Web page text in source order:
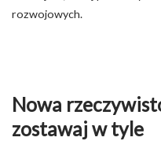
rozwojowych.
Nowa
zostawaj w tyle